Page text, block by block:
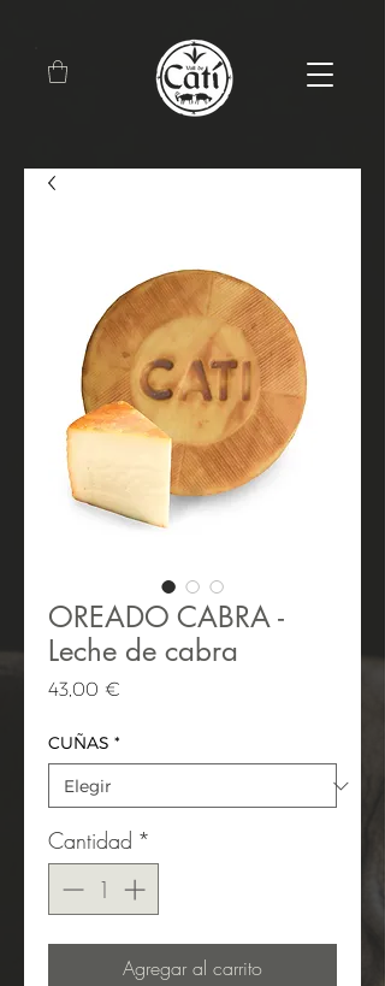
OREADO CABRA -
Leche de cabra
43,00 €
CUÑAS *
Cantidad *
Agregar al carrito